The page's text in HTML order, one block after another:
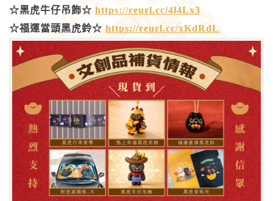
☆黑虎牛仔吊飾☆https://reurl.cc/4l4Lx3
☆福運當頭黑虎鈴☆https://reurl.cc/xKdRdL